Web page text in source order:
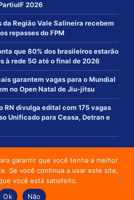
2026
Região Vale Salineira recebem
repasses do FPM
que 80% dos brasileiros estarão
à rede 5G até o final de 2026
garantem vagas para o Mundial
no Open Natal de Jiu-jitsu
RN divulga edital com 175 vagas
Unificado para Ceasa, Detran e
- Todos os direitos reservados
powered by
garantir que você tenha a melhor
Se você continua a usar este site,
você está satisfeito.
Ok
Não